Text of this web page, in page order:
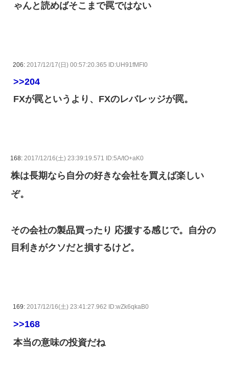
ゃんと読めばそこまで罠ではない
206: 2017/12/17(日) 00:57:20.365 ID:UH91fMFI0
>>204
FXが罠というより、FXのレバレッジが罠。
168: 2017/12/16(土) 23:39:19.571 ID:5A/tO+aK0
株は長期なら自分の好きな会社を買えば楽しい
ぞ。
その会社の製品買ったり 応援する感じで。自分の
目利きがクソだと損するけど。
169: 2017/12/16(土) 23:41:27.962 ID:wZk6qkaB0
>>168
本当の意味の投資だね